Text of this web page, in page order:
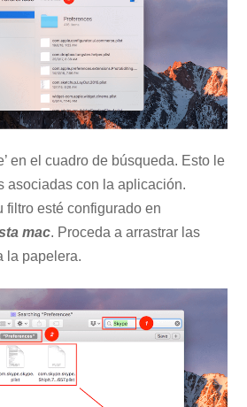
en el cuadro de búsqueda. Esto le
asociadas con la aplicación.
filtro esté configurado en
mac. Proceda a arrastrar las
la papelera.